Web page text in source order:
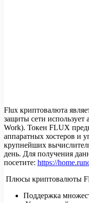
Flux криптовалюта
защиты сети использует
Work). Токен FLUX
аппаратных хостеров и
крупнейших
день. Для получения
посетите: https://
Плюсы криптовалюты
Поддержка